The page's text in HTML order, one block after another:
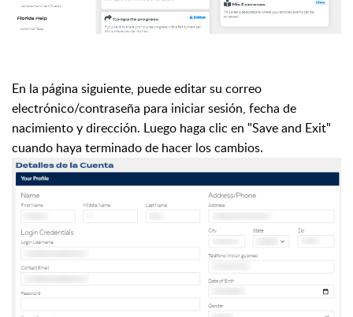
En la página siguiente, puede editar su correo
electrónico/contraseña para iniciar sesión, fecha de
nacimiento y dirección. Luego haga clic en "Save and Exit"
cuando haya terminado de hacer los cambios.